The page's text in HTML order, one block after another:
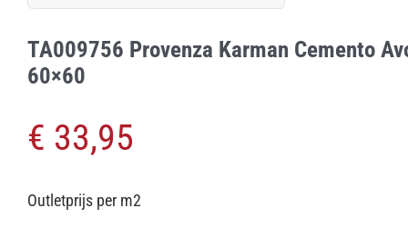
naar:
TA009756 Provenza Karman Cemento
60×60
€ 33,95
Outletprijs per m2